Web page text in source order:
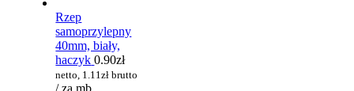
Rzep
samoprzylepny
40mm, biały,
haczyk 0.90zł
netto, 1.11zł brutto
/ za mb.